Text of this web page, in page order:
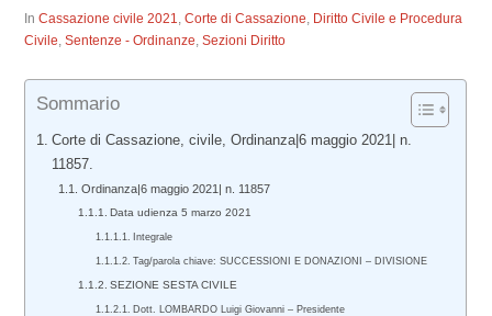
InCassazione civile 2021,Corte di Cassazione, Diritto Civile e Procedura
Civile,Sentenze - Ordinanze,Sezioni Diritto
Sommario
Corte di Cassazione, civile, Ordinanza|6 maggio 2021| n.
11857.
Ordinanza|6 maggio 2021| n. 11857
Data udienza 5 marzo 2021
Integrale
Tag/parola chiave: SUCCESSIONI E DONAZIONI – DIVISIONE
SEZIONE SESTA CIVILE
Dott. LOMBARDO Luigi Giovanni – Presidente